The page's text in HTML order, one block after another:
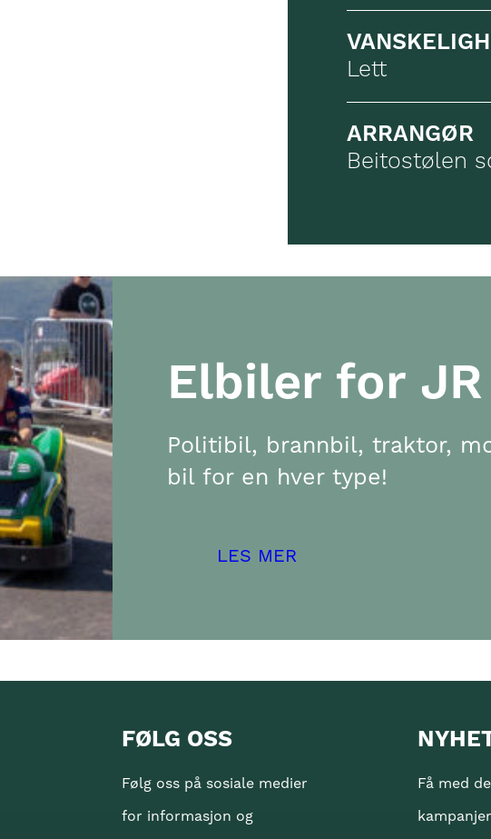
Lett
ARRANGØR
Beitostølen
Elbiler for JR
Politibil, brannbil, traktor,
bil for en hver type!
LES MER
FØLG OSS
Følg oss på sosiale medier
for informasjon og
Få med